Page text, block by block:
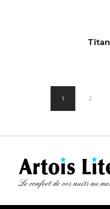
Titan
1 2